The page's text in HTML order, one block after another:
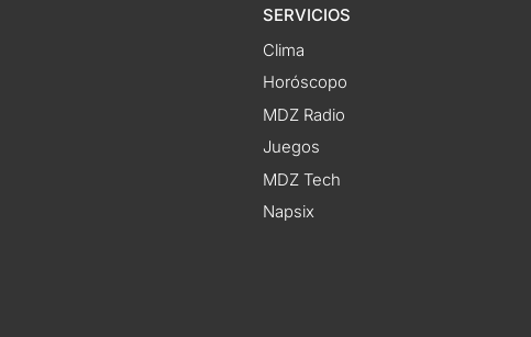
SERVICIOS
Clima
Horóscopo
MDZ Radio
Juegos
MDZ Tech
Napsix